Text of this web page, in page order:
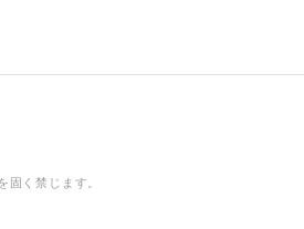
く禁じます。